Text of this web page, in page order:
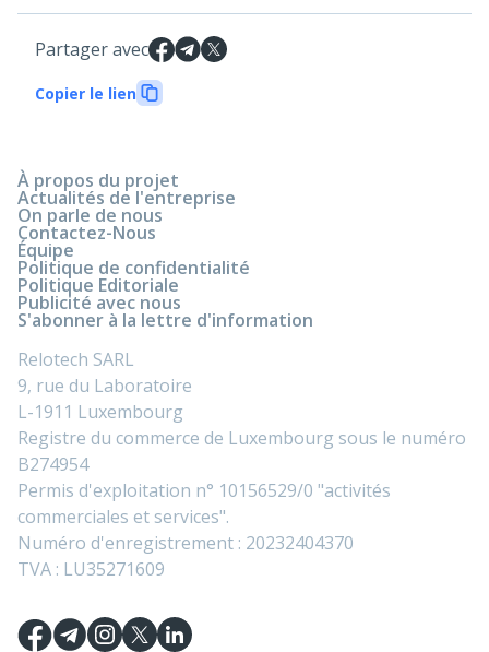
Partager avec
Copier le lien
À propos du projet
Actualités de l'entreprise
On parle de nous
Contactez-Nous
Équipe
Politique de confidentialité
Politique Editoriale
Publicité avec nous
S'abonner à la lettre d'information
Relotech SARL
9, rue du Laboratoire
L-1911 Luxembourg
Registre du commerce de Luxembourg sous le numéro
B274954
Permis d'exploitation n° 10156529/0 "activités
commerciales et services".
Numéro d'enregistrement : 20232404370
TVA : LU35271609